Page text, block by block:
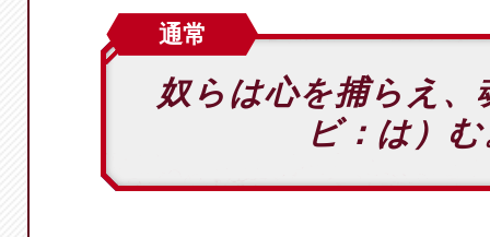
通常
奴らは心を捕らえ
ビ：は）